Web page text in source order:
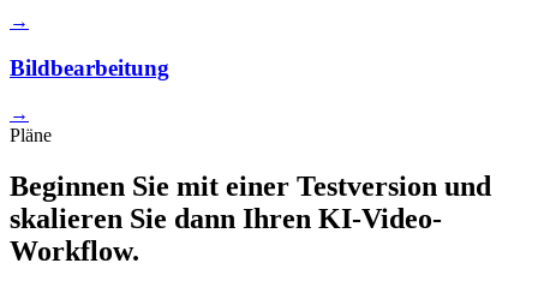
→
Bildbearbeitung
→
Pläne
Beginnen Sie mit einer Testversion und
skalieren Sie dann Ihren KI-Video-
Workflow.